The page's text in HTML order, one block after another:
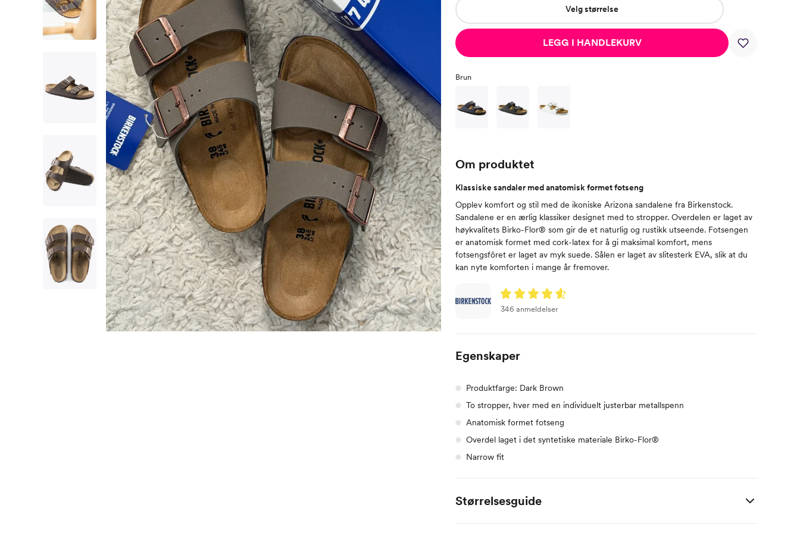
Velg størrelse
LEGG I HANDLEKURV
Brun
Om produktet
Klassiske sandaler med anatomisk formet fotseng
Opplev komfort og stil med de ikoniske Arizona sandalene fra Birkenstock.
Sandalene er en ærlig klassiker designet med to stropper. Overdelen er laget av
høykvalitets Birko-Flor® som gir de et naturlig og rustikk utseende. Fotsengen
er anatomisk formet med cork-latex for å gi maksimal komfort, mens
fotsengsfôret er laget av myk suede. Sålen er laget av slitesterk EVA, slik at du
kan nyte komforten i mange år fremover.
346 anmeldelser
Egenskaper
Produktfarge: Dark Brown
To stropper, hver med en individuelt justerbar metallspenn
Anatomisk formet fotseng
Overdel laget i det syntetiske materiale Birko-Flor®
Narrow fit
Størrelsesguide